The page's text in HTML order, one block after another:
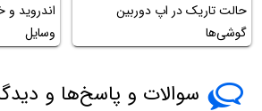
حالت تاریک در اپ دوربین
گوشی‌ها
اندروید و
وسایل
سوالات و پاسخ‌ها و